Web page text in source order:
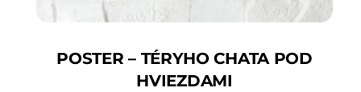
POSTER – TÉRYHO CHATA POD
HVIEZDAMI